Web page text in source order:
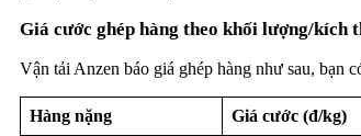
Giá cước ghép hàng theo khối lượng/kích
Vận tải Anzen báo giá ghép hàng như sau, bạn
Hàng nặng Giá cước (đ/kg)